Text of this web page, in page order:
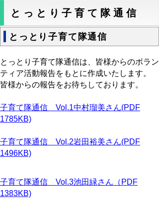
とっとり子育て隊通信
とっとり子育て隊通信
とっとり子育て隊通信は、皆様からのボラン
ティア活動報告をもとに作成いたします。
皆様からの報告をお待ちしております。
子育て隊通信 Vol.1中村瑠美さん(PDF
1785KB)
子育て隊通信 Vol.2岩田裕美さん(PDF
1496KB)
子育て隊通信 Vol.3池田緑さん（PDF
1383KB)